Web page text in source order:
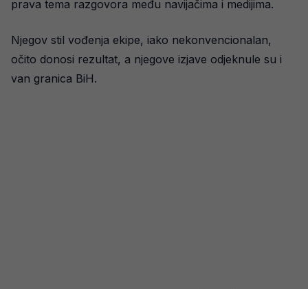
prava tema razgovora među navijačima i medijima.
Njegov stil vođenja ekipe, iako nekonvencionalan,
očito donosi rezultat, a njegove izjave odjeknule su i
van granica BiH.